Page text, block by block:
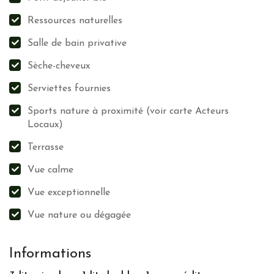
Ressources naturelles
Salle de bain privative
Sèche-cheveux
Serviettes fournies
Sports nature à proximité (voir carte Acteurs
Locaux)
Terrasse
Vue calme
Vue exceptionnelle
Vue nature ou dégagée
Informations